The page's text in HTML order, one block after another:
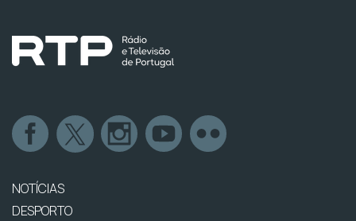
NOTÍCIAS
DESPORTO